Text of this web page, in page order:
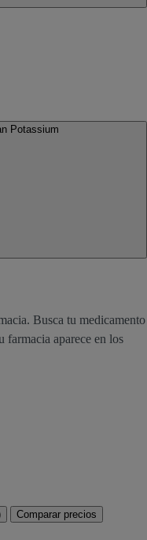
Busca tu medicamento
farmacia aparece en los
Comparar precios